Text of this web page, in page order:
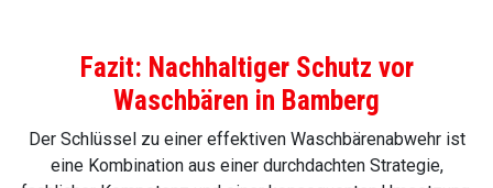
Fazit: Nachhaltiger Schutz vor
Waschbären in Bamberg
Der Schlüssel zu einer effektiven Waschbärenabwehr ist
eine Kombination aus einer durchdachten Strategie,